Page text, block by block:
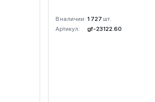
В наличии: 1 727 шт.
Артикул:
gf-23122.60